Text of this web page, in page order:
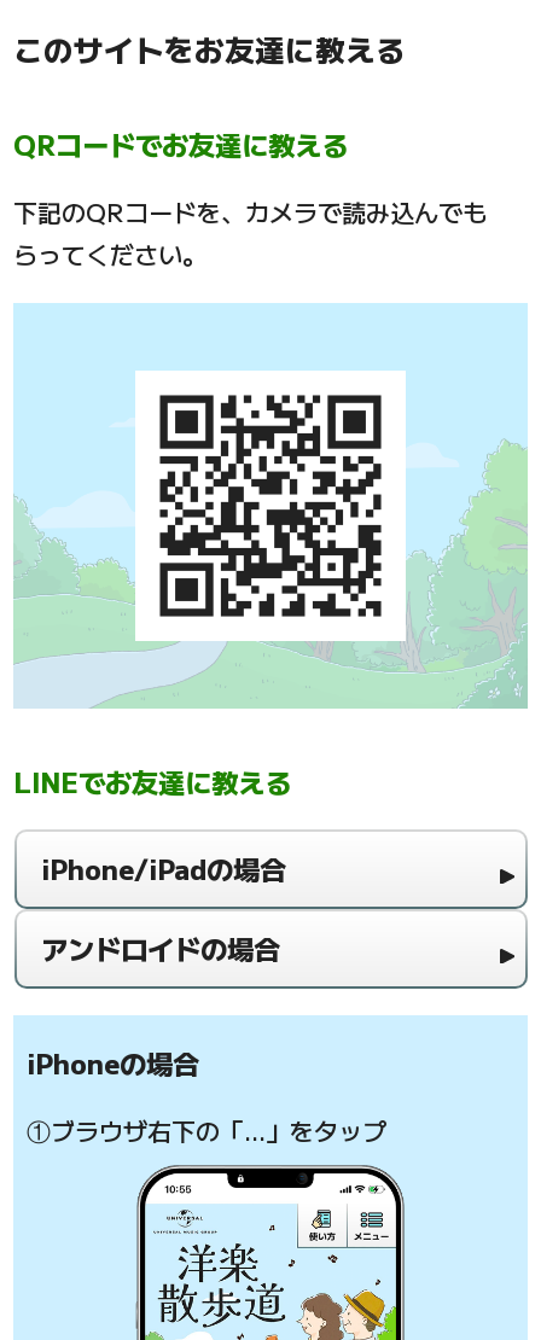
このサイトをお友達に教える
QRコードでお友達に教える
下記のQRコードを、カメラで読み込んでも
らってください。
LINEでお友達に教える
iPhone/iPadの場合
アンドロイドの場合
iPhoneの場合
①ブラウザ右下の「…」をタップ